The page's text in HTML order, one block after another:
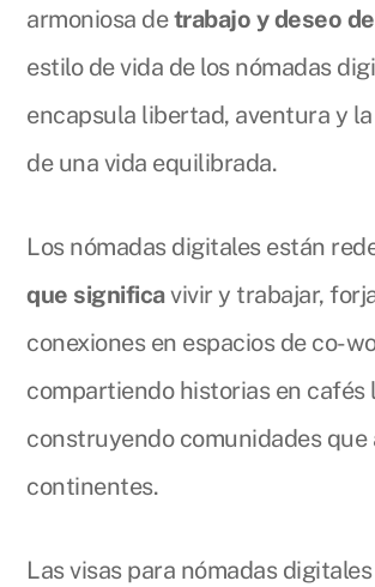
armoniosa detrabajo y deseo
estilo de vida de los nómadas
encapsula libertad, aventura y
de una vida equilibrada.
Los nómadas digitales están
que significavivir y trabajar,
conexiones en espacios de co-
compartiendo historias en cafés
construyendo comunidades que
continentes.
Las visas para nómadas